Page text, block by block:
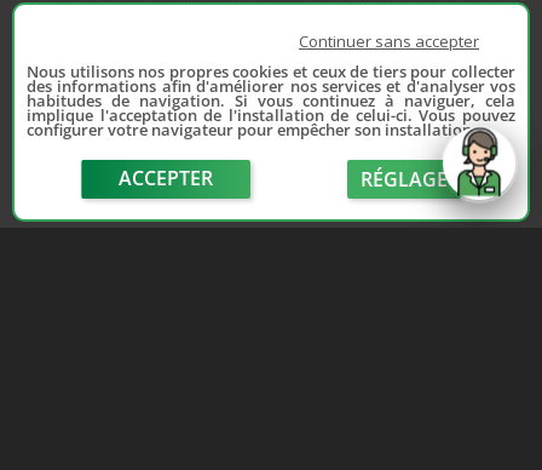
Continuer sans accepter
Nous utilisons nos propres cookies et ceux de tiers pour collecter
des informations afin d'améliorer nos services et d'analyser vos
habitudes de navigation. Si vous continuez à naviguer, cela
implique l'acceptation de l'installation de celui-ci. Vous pouvez
configurer votre navigateur pour empêcher son installation.
ACCEPTER RÉGLAGE